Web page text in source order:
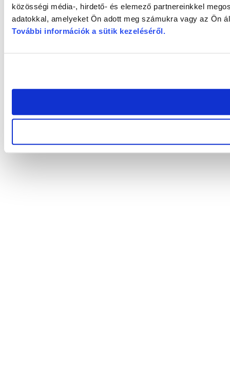
közösségi média-, hirdető- és elemező partnereinkkel
adatokkal, amelyeket Ön adott meg számukra vagy az Ön
További információk a sütik kezeléséről.